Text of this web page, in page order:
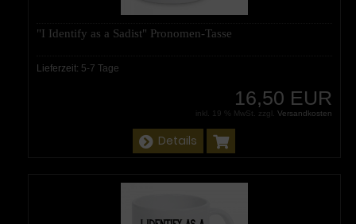
"I Identify as a Sadist" Pronomen-Tasse
Lieferzeit: 5-7 Tage
16,50 EUR
inkl. 19 % MwSt. zzgl. Versandkosten
Details